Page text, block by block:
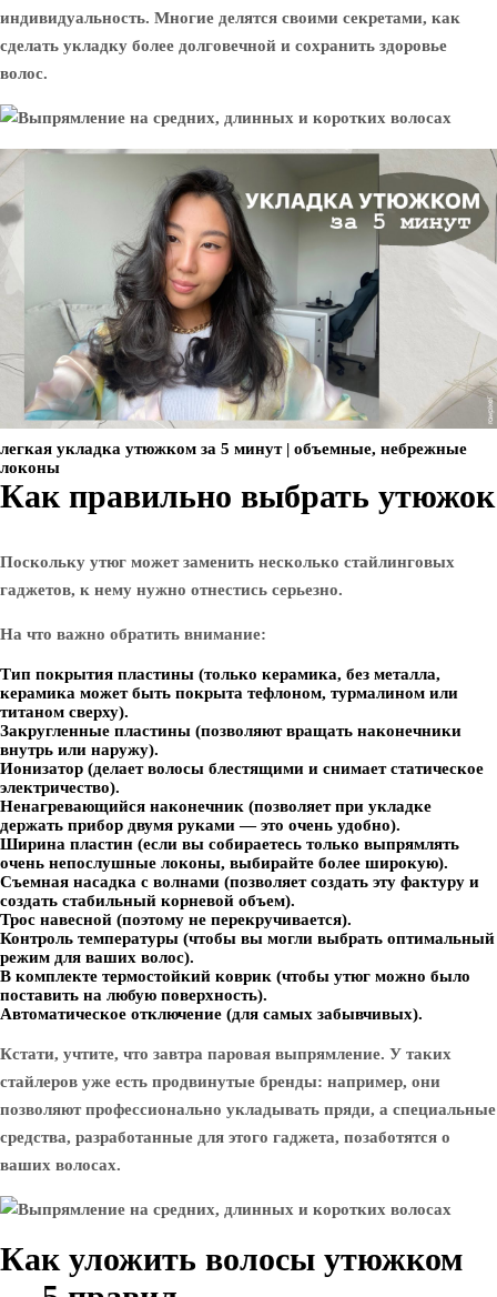
индивидуальность. Многие делятся своими секретами, как
сделать укладку более долговечной и сохранить здоровье
волос.
легкая укладка утюжком за 5 минут | объемные, небрежные
локоны
Как правильно выбрать утюжок
Поскольку утюг может заменить несколько стайлинговых
гаджетов, к нему нужно отнестись серьезно.
На что важно обратить внимание:
Тип покрытия пластины (только керамика, без металла,
керамика может быть покрыта тефлоном, турмалином или
титаном сверху).
Закругленные пластины (позволяют вращать наконечники
внутрь или наружу).
Ионизатор (делает волосы блестящими и снимает статическое
электричество).
Ненагревающийся наконечник (позволяет при укладке
держать прибор двумя руками — это очень удобно).
Ширина пластин (если вы собираетесь только выпрямлять
очень непослушные локоны, выбирайте более широкую).
Съемная насадка с волнами (позволяет создать эту фактуру и
создать стабильный корневой объем).
Трос навесной (поэтому не перекручивается).
Контроль температуры (чтобы вы могли выбрать оптимальный
режим для ваших волос).
В комплекте термостойкий коврик (чтобы утюг можно было
поставить на любую поверхность).
Автоматическое отключение (для самых забывчивых).
Кстати, учтите, что завтра паровая выпрямление. У таких
стайлеров уже есть продвинутые бренды: например, они
позволяют профессионально укладывать пряди, а специальные
средства, разработанные для этого гаджета, позаботятся о
ваших волосах.
Как уложить волосы утюжком